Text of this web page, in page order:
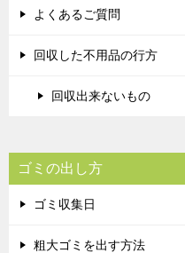
よくあるご質問
回収した不用品の行方
回収出来ないもの
ゴミの出し方
ゴミ収集日
粗大ゴミを出す方法